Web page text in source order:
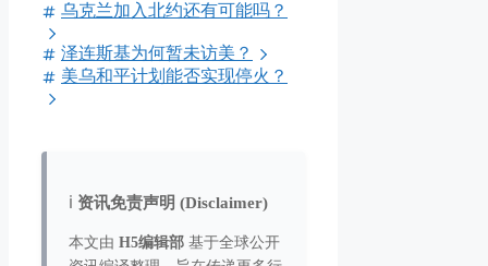
乌克兰加入北约还有可能吗？
泽连斯基为何暂未访美？
美乌和平计划能否实现停火？
ℹ️ 资讯免责声明 (Disclaimer)
本文由 H5编辑部 基于全球公开